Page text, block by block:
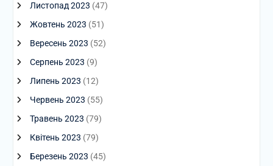
Листопад 2023 (47)
Жовтень 2023 (51)
Вересень 2023 (52)
Серпень 2023 (9)
Липень 2023 (12)
Червень 2023 (55)
Травень 2023 (79)
Квітень 2023 (79)
Березень 2023 (45)